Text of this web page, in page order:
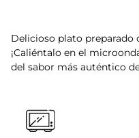
Delicioso plato preparado
¡Caliéntalo en el
del sabor más auténtico
verduras
6. croquetas
gambon